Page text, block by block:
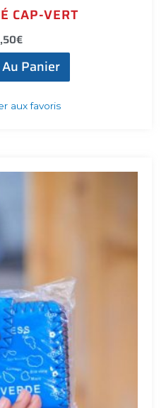
CAP-VERT
€
Panier
aux favoris